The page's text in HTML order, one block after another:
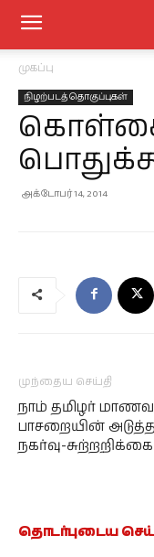
முகப்பு
நிழற்படத் தொகுப்புகள்
அக்டோபர் 14, 2014
முந்தைய செய்தி
நாம் தமிழர்
பாசறையின்
நகர்வு-சுற்றறிக்கை
தொடர்புடைய